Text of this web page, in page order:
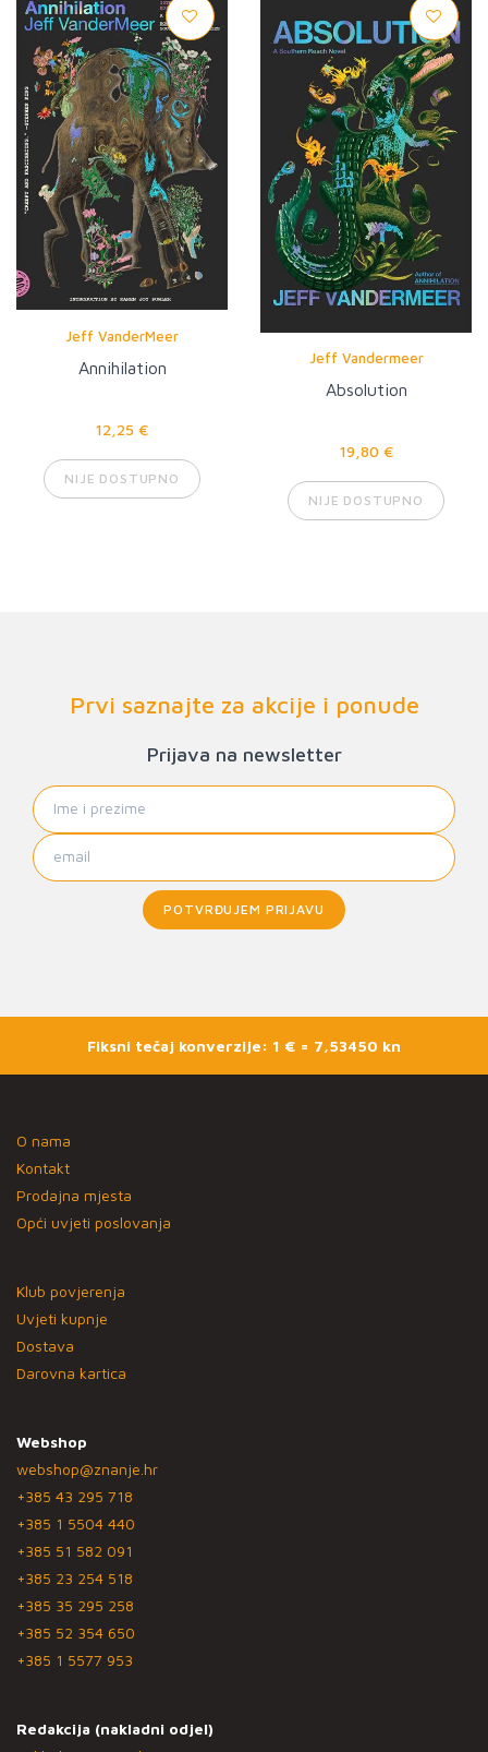
Jeff VanderMeer
Annihilation
12,25 €
NIJE DOSTUPNO
Jeff Vandermeer
Absolution
19,80 €
NIJE DOSTUPNO
Prvi saznajte za akcije i ponude
Prijava na newsletter
POTVRĐUJEM PRIJAVU
Fiksni tečaj konverzije: 1 € = 7,53450 kn
O nama
Kontakt
Prodajna mjesta
Opći uvjeti poslovanja
Klub povjerenja
Uvjeti kupnje
Dostava
Darovna kartica
Webshop
webshop@znanje.hr
+385 43 295 718
+385 1 5504 440
+385 51 582 091
+385 23 254 518
+385 35 295 258
+385 52 354 650
+385 1 5577 953
Redakcija (nakladni odjel)